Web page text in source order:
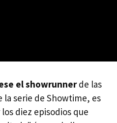
el showrunnerde las
serie de Showtime, es
diez episodios que